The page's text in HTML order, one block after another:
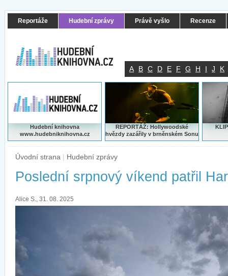
Reportáže Hudební zprávy Právě vyšlo Recenze
A B C D E F G H I J K
Hudební knihovna
www.hudebniknihovna.cz
REPORTÁŽ: Hollywoodské
hvězdy zazářily v brněnském Sonu
Úvodní strana | Hudební zprávy
Poslední srpnový víkend patřil
Alice S., 31. 08. 2025